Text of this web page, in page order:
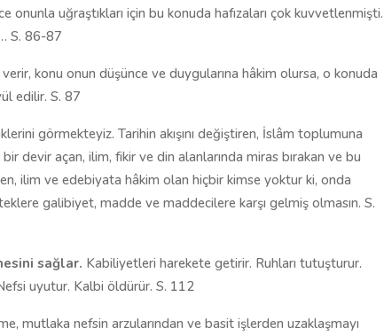
uğraştıkları için bu konuda hafızaları çok kuvvetlenmişti.
S. 86-87
konu onun düşünce ve duygularına hâkim olursa, o konuda
edilir. S. 87
görmekteyiz. Tarihin akışını değiştiren, İslâm toplumuna
devir açan, ilim, fikir ve din alanlarında miras bırakan ve bu
ilim ve edebiyata hâkim olan hiçbir kimse yoktur ki, onda
galibiyet, madde ve maddecilere karşı gelmiş olmasın. S.
sağlar. Kabiliyetleri harekete getirir. Ruhları tutuşturur.
uyutur. Kalbi öldürür. S. 112
mutlaka nefsin arzularından ve basit işlerden uzaklaşmayı